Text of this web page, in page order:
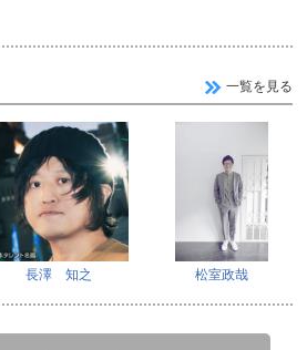
一覧を見る
長澤 知之 松室政哉